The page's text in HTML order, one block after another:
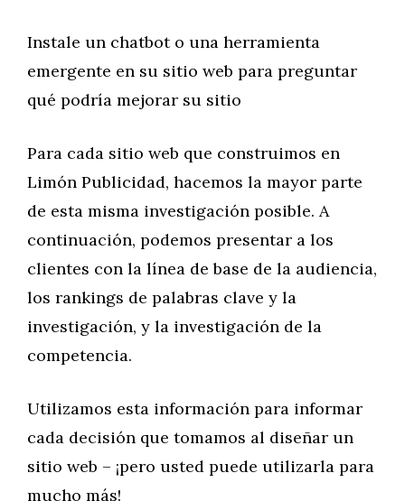
Instale un chatbot o una herramienta
emergente en su sitio web para preguntar
qué podría mejorar su sitio
Para cada sitio web que construimos en
Limón Publicidad, hacemos la mayor parte
de esta misma investigación posible. A
continuación, podemos presentar a los
clientes con la línea de base de la audiencia,
los rankings de palabras clave y la
investigación, y la investigación de la
competencia.
Utilizamos esta información para informar
cada decisión que tomamos al diseñar un
sitio web – ¡pero usted puede utilizarla para
mucho más!